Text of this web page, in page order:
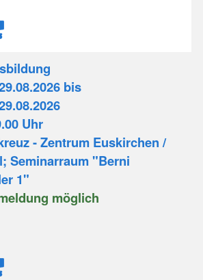
bis
Uhr
- Zentrum Euskirchen /
Seminarraum "Berni
1"
möglich